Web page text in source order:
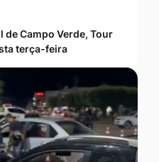
Campo Verde, Tour
terça-feira